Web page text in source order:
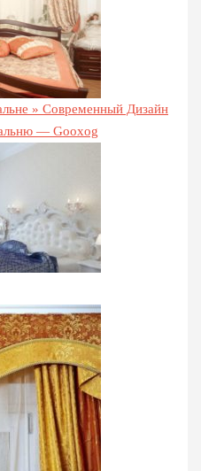
» Современный Дизайн
— Gooxog